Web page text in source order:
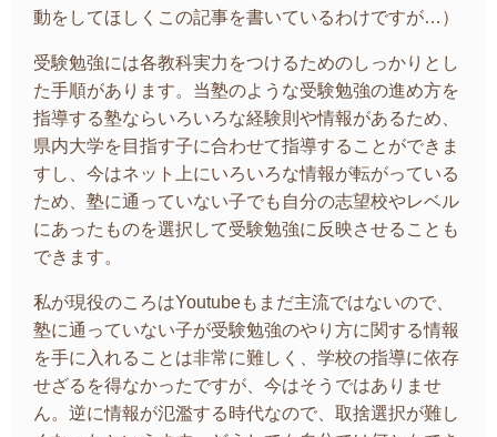
動をしてほしくこの記事を書いているわけですが…）
受験勉強には各教科実力をつけるためのしっかりとし
た手順があります。当塾のような受験勉強の進め方を
指導する塾ならいろいろな経験則や情報があるため、
県内大学を目指す子に合わせて指導することができま
すし、今はネット上にいろいろな情報が転がっている
ため、塾に通っていない子でも自分の志望校やレベル
にあったものを選択して受験勉強に反映させることも
できます。
私が現役のころはYoutubeもまだ主流ではないので、
塾に通っていない子が受験勉強のやり方に関する情報
を手に入れることは非常に難しく、学校の指導に依存
せざるを得なかったですが、今はそうではありませ
ん。逆に情報が氾濫する時代なので、取捨選択が難し